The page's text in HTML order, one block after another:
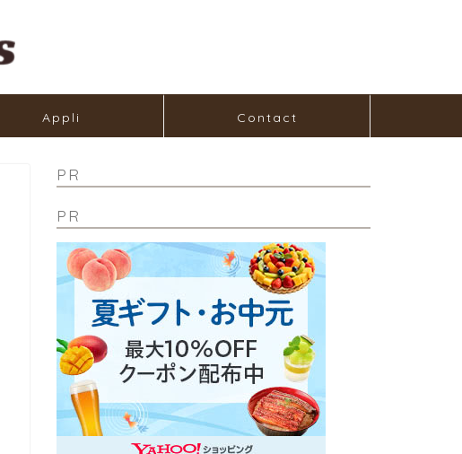
Appli Contact
PR
PR